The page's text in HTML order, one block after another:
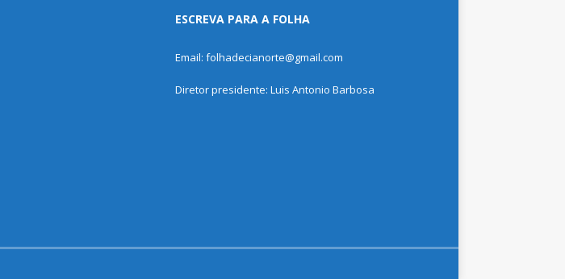
ESCREVA PARA A FOLHA
Email: folhadecianorte@gmail.com
Diretor presidente: Luis Antonio Barbosa